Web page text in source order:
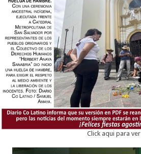
Click aqui para ver